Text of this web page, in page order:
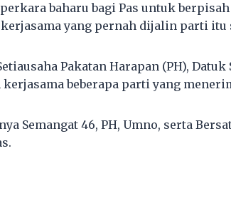
baharu bagi Pas untuk
kerjasama yang pernah dijalin parti
Pakatan Harapan (PH),
kerjasama beberapa parti yang
Semangat 46, PH, Umno, serta